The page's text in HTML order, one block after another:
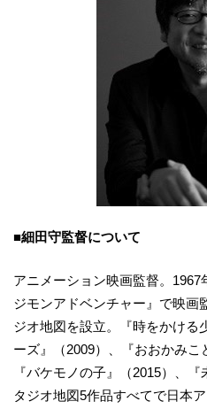
■細田守監督について
アニメーション映画監督。
ジモンアドベンチャー』で映画
ジオ地図を設立。『時をかける
ーズ』（2009）、『おおかみこ
『バケモノの子』（2015）、
タジオ地図5作品すべてで日本